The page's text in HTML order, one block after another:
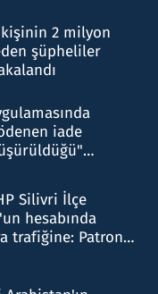
2 milyon
şüpheliler
iade
Silivri İlçe
hesabında
trafiğine: Patron